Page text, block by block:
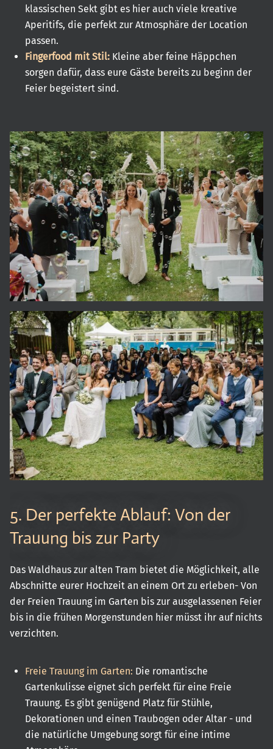
klassischen Sekt gibt es hier auch viele kreative
Aperitifs, die perfekt zur Atmosphäre der Location
passen.
Fingerfood mit Stil: Kleine aber feine Häppchen
sorgen dafür, dass eure Gäste bereits zu beginn der
Feier begeistert sind.
5. Der perfekte Ablauf: Von der
Trauung bis zur Party
Das Waldhaus zur alten Tram bietet die Möglichkeit, alle
Abschnitte eurer Hochzeit an einem Ort zu erleben- Von
der Freien Trauung im Garten bis zur ausgelassenen Feier
bis in die frühen Morgenstunden hier müsst ihr auf nichts
verzichten.
Freie Trauung im Garten: Die romantische
Gartenkulisse eignet sich perfekt für eine Freie
Trauung. Es gibt genügend Platz für Stühle,
Dekorationen und einen Traubogen oder Altar - und
die natürliche Umgebung sorgt für eine intime